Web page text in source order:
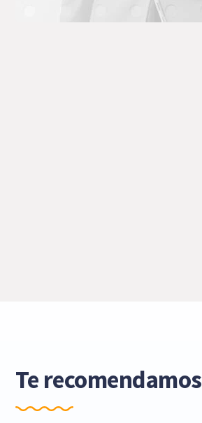
Te recomendamos